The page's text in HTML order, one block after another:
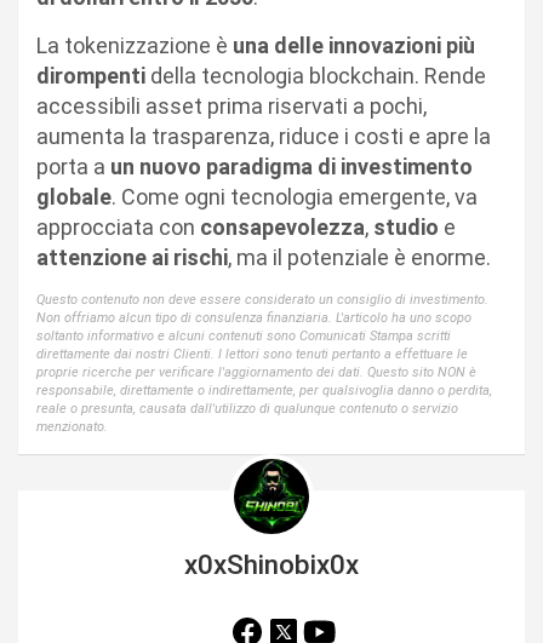
La tokenizzazione è una delle innovazioni più
dirompenti della tecnologia blockchain. Rende
accessibili asset prima riservati a pochi,
aumenta la trasparenza, riduce i costi e apre la
porta a un nuovo paradigma di investimento
globale. Come ogni tecnologia emergente, va
approcciata con consapevolezza, studio e
attenzione ai rischi, ma il potenziale è enorme.
Questo contenuto non deve essere considerato un consiglio di investimento.
Non offriamo alcun tipo di consulenza finanziaria. L'articolo ha uno scopo
soltanto informativo e alcuni contenuti sono Comunicati Stampa scritti
direttamente dai nostri Clienti. I lettori sono tenuti pertanto a effettuare le
proprie ricerche per verificare l'aggiornamento dei dati. Questo sito NON è
responsabile, direttamente o indirettamente, per qualsivoglia danno o perdita,
reale o presunta, causata dall'utilizzo di qualunque contenuto o servizio
menzionato.
x0xShinobix0x